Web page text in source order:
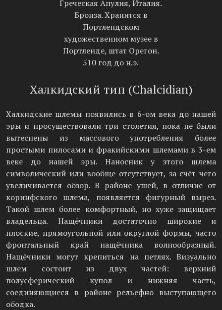
Греческая Апулия, Италия.
Бронза. Хранится в
Портлендском
художественном музее в
Портленде, штат Орегон.
510 год до н.э.
Халкидский тип (Chalcidian)
Халкидские шлемы появились в 6-ом века до нашей
эры и просуществовали три столетия, пока не были
вытеснены из массового употребления более
простыми пилосами и фракийскими шлемами в 3-ем
веке до нашей эры. Наносник у этого шлема
символический или вообще отсутствует, за счёт чего
увеличивается обзор. В районе ушей, в отличие от
коринфского шлема, появляется фигурный вырез.
Такой шлем более комфортный, но хуже защищает
владельца. Нащёчники достаточно широкие и
плоские, прямоугольной или округлой формы, часто
фронтальный край нащёчника волнообразный.
Нащёчники могут крепиться на петлях. Визуально
шлем состоит из двух частей: верхний
полусферический купол и нижняя часть,
соединяющиеся в районе рельефно выступающего
ободка.